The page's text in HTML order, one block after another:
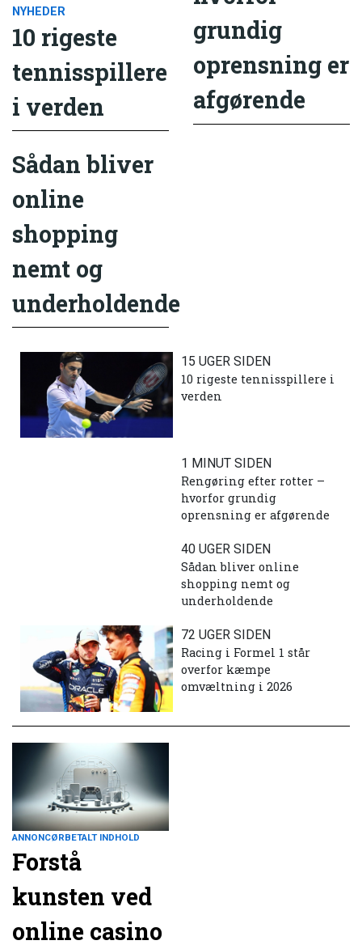
NYHEDER
10 rigeste
tennisspillere
i verden
grundig
oprensning er
afgørende
Sådan bliver
online
shopping
nemt og
underholdende
15 UGER SIDEN
10 rigeste tennisspillere i
verden
1 MINUT SIDEN
Rengøring efter rotter –
hvorfor grundig
oprensning er afgørende
40 UGER SIDEN
Sådan bliver online
shopping nemt og
underholdende
72 UGER SIDEN
Racing i Formel 1 står
overfor kæmpe
omvæltning i 2026
ANNONCØRBETALT INDHOLD
Forstå
kunsten ved
online casino